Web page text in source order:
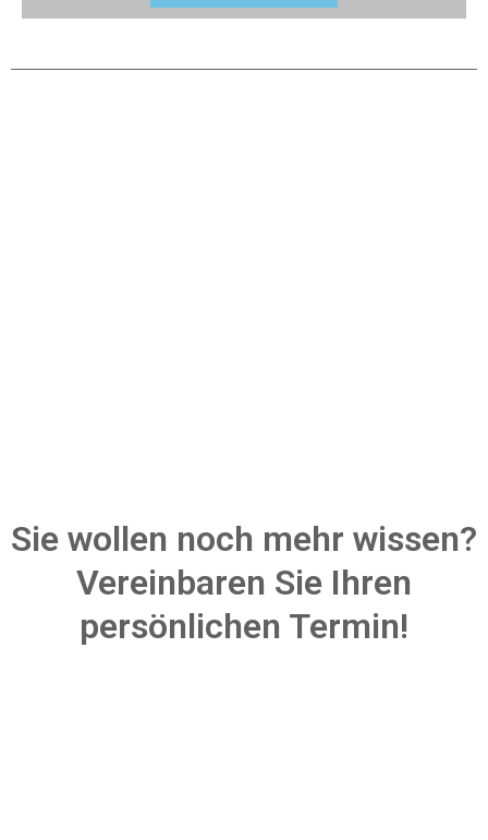
Sie wollen noch mehr wissen?
Vereinbaren Sie Ihren
persönlichen Termin!